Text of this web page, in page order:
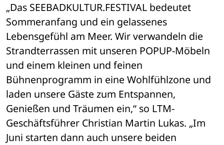
„Das SEEBADKULTUR.FESTIVAL bedeutet
Sommeranfang und ein gelassenes
Lebensgefühl am Meer. Wir verwandeln die
Strandterrassen mit unseren POPUP-Möbeln
und einem kleinen und feinen
Bühnenprogramm in eine Wohlfühlzone und
laden unsere Gäste zum Entspannen,
Genießen und Träumen ein,“ so LTM-
Geschäftsführer Christian Martin Lukas. „Im
Juni starten dann auch unsere beiden